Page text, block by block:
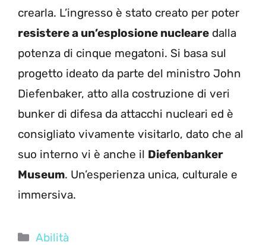
crearla. L’ingresso è stato creato per poter
resistere a un’esplosione nucleare dalla
potenza di cinque megatoni. Si basa sul
progetto ideato da parte del ministro John
Diefenbaker, atto alla costruzione di veri
bunker di difesa da attacchi nucleari ed è
consigliato vivamente visitarlo, dato che al
suo interno vi è anche il Diefenbanker
Museum. Un’esperienza unica, culturale e
immersiva.
Categorie
Abilità